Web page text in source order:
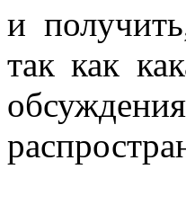
и
так как